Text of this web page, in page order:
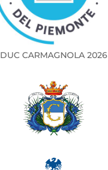
DUC CARMAGNOLA 2026